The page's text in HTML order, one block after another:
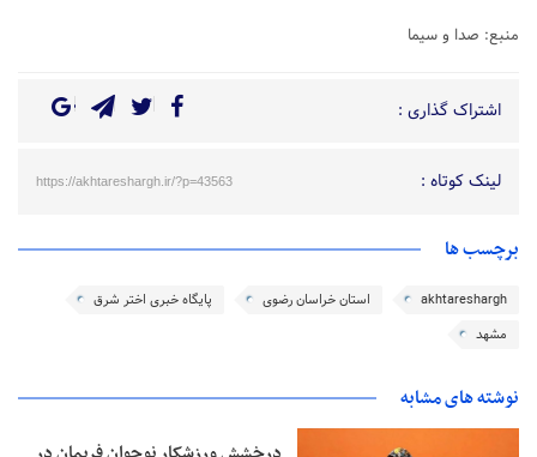
منبع: صدا و سیما
اشتراک گذاری :
لینک کوتاه : https://akhtareshargh.ir/?p=43563
برچسب ها
akhtareshargh استان خراسان رضوی
پایگاه خبری اختر شرق
مشهد
نوشته های مشابه